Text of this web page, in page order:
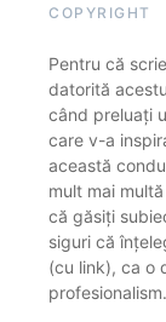
COPYRIGHT
Pentru că
datorită
când preluați
care v-a
această
mult mai
că găsiți
siguri că
(cu link), ca o